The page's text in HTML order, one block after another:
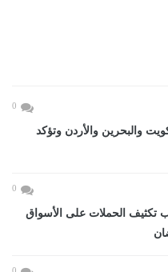
0
والبحرين والأردن وتؤكد
0
تكثيف الحملات على الأسواق